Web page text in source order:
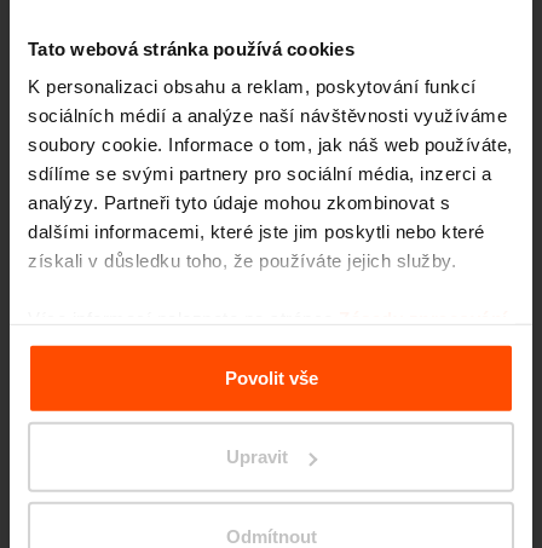
Tato webová stránka používá cookies
K personalizaci obsahu a reklam, poskytování funkcí
sociálních médií a analýze naší návštěvnosti využíváme
soubory cookie. Informace o tom, jak náš web používáte,
sdílíme se svými partnery pro sociální média, inzerci a
analýzy. Partneři tyto údaje mohou zkombinovat s
dalšími informacemi, které jste jim poskytli nebo které
získali v důsledku toho, že používáte jejich služby.
osobních údajů.
Povolit vše
Upravit
Odmítnout